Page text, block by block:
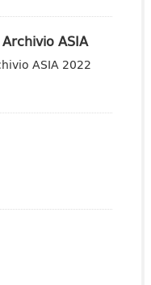
ASIA
ASIA 2022